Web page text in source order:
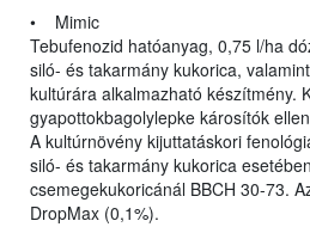
• Mimic
Tebufenozid hatóanyag, 0,75 l/ha
siló- és takarmány kukorica,
kultúrára alkalmazható készítmény.
gyapottokbagolylepke károsítók
A kultúrnövény kijuttatáskori
siló- és takarmány kukorica
csemegekukoricánál BBCH 30-73.
DropMax (0,1%).